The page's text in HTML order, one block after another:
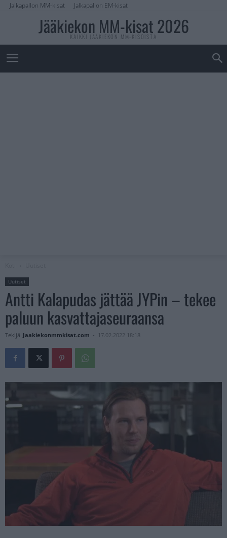
Jalkapallon MM-kisat Jalkapallon EM-kisat
Jääkiekon MM-kisat 2026
KAIKKI JÄÄKIEKON MM-KISOISTA
Uutiset
Antti Kalapudas jättää JYPin – tekee
paluun kasvattajaseuraansa
Tekijä Jaakiekonmmkisat.com - 17.02.2022 18:18